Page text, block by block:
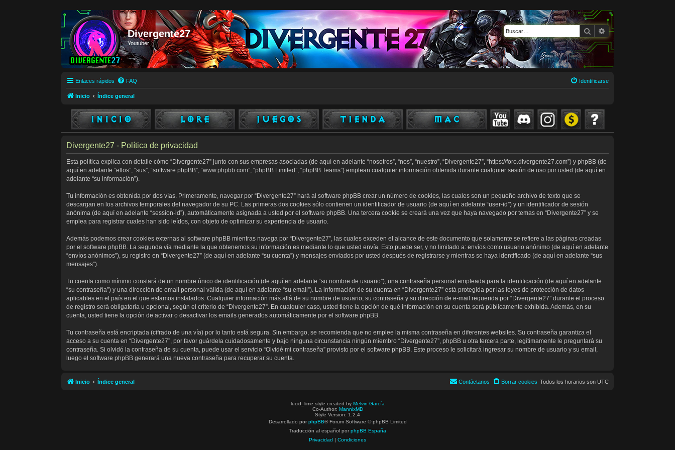
Divergente27
Youtuber
BuscarBúsqueda avanzada
Enlaces rápidos FAQ Identificarse
Inicio Índice general
Divergente27 - Política de privacidad
Esta política explica con detalle cómo “Divergente27” junto con sus empresas asociadas (de aquí en adelante “nosotros”, “nos”, “nuestro”, “Divergente27”, “https://foro.divergente27.com”) y phpBB (de
aquí en adelante “ellos”, “sus”, “software phpBB”, “www.phpbb.com”, “phpBB Limited”, “phpBB Teams”) emplean cualquier información obtenida durante cualquier sesión de uso por usted (de aquí en
adelante “su información”).
Tu información es obtenida por dos vías. Primeramente, navegar por “Divergente27” hará al software phpBB crear un número de cookies, las cuales son un pequeño archivo de texto que se
descargan en los archivos temporales del navegador de su PC. Las primeras dos cookies sólo contienen un identificador de usuario (de aquí en adelante “user-id”) y un identificador de sesión
anónima (de aquí en adelante “session-id”), automáticamente asignada a usted por el software phpBB. Una tercera cookie se creará una vez que haya navegado por temas en “Divergente27” y se
emplea para registrar cuales han sido leídos, con objeto de optimizar su experiencia de usuario.
Además podemos crear cookies externas al software phpBB mientras navega por “Divergente27”, las cuales exceden el alcance de este documento que solamente se refiere a las páginas creadas
por el software phpBB. La segunda vía mediante la que obtenemos su información es mediante lo que usted envía. Esto puede ser, y no limitado a: envíos como usuario anónimo (de aquí en adelante
“envíos anónimos”), su registro en “Divergente27” (de aquí en adelante “su cuenta”) y mensajes enviados por usted después de registrarse y mientras se haya identificado (de aquí en adelante “sus
mensajes”).
Tu cuenta como mínimo constará de un nombre único de identificación (de aquí en adelante “su nombre de usuario”), una contraseña personal empleada para la identificación (de aquí en adelante
“su contraseña”) y una dirección de email personal válida (de aquí en adelante “su email”). La información de su cuenta en “Divergente27” está protegida por las leyes de protección de datos
aplicables en el país en el que estamos instalados. Cualquier información más allá de su nombre de usuario, su contraseña y su dirección de e-mail requerida por “Divergente27” durante el proceso
de registro será obligatoria u opcional, según el criterio de “Divergente27”. En cualquier caso, usted tiene la opción de qué información en su cuenta será públicamente exhibida. Además, en su
cuenta, usted tiene la opción de activar o desactivar los emails generados automáticamente por el software phpBB.
Tu contraseña está encriptada (cifrado de una vía) por lo tanto está segura. Sin embargo, se recomienda que no emplee la misma contraseña en diferentes websites. Su contraseña garantiza el
acceso a su cuenta en “Divergente27”, por favor guárdela cuidadosamente y bajo ninguna circunstancia ningún miembro “Divergente27”, phpBB u otra tercera parte, legítimamente le preguntará su
contraseña. Si olvidó la contraseña de su cuenta, puede usar el servicio “Olvidé mi contraseña” provisto por el software phpBB. Este proceso le solicitará ingresar su nombre de usuario y su email,
luego el software phpBB generará una nueva contraseña para recuperar su cuenta.
Inicio Índice general Todos los horarios son UTC
Borrar cookies
Contáctanos
lucid_lime style created by Melvin García
Co-Author: MannixMD
Style Version: 1.2.4
Desarrollado por phpBB® Forum Software © phpBB Limited
Traducción al español por phpBB España
Privacidad | Condiciones